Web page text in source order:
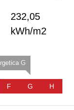
232,05
kWh/m2
F
G
G H